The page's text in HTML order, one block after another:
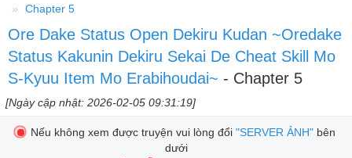
Chapter 5
Ore Dake Status Open Dekiru Kudan ~Oredake
Status Kakunin Dekiru Sekai De Cheat Skill Mo
S-Kyuu Item Mo Erabihoudai~ - Chapter 5
[Ngày cập nhật: 2026-02-05 09:31:19]
Nếu không xem được truyện vui lòng đổi "SERVER ẢNH"bên
dưới